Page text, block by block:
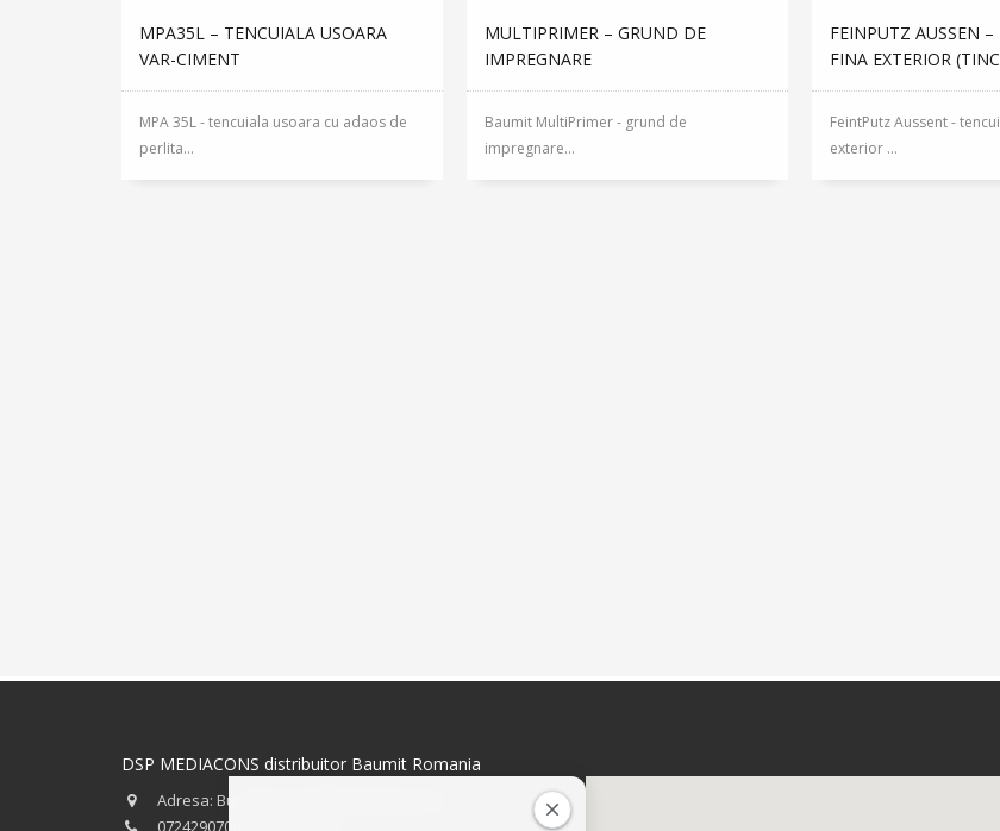
MPA35L – TENCUIALA USOARA
VAR-CIMENT
MPA 35L - tencuiala usoara cu adaos de
perlita...
MULTIPRIMER – GRUND DE
IMPREGNARE
Baumit MultiPrimer - grund de
impregnare...
FEINPUTZ AUSSEN
FINA EXTERIOR
FeintPutz Aussent -
exterior ...
DSP MEDIACONS distribuitor Baumit Romania
Adresa: Bucuresti, strada Preciziei nr.34
0724290708 - 0723746501